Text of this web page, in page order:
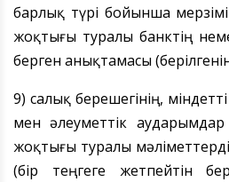
барлық түрі бойынша
жоқтығы туралы банктің
берген анықтамасы
9) салық берешегінің,
мен әлеуметтік
жоқтығы туралы
(бір теңгеге жетпейтін